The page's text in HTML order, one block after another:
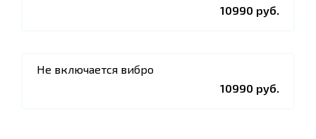
10990 руб.
Не включается вибро
10990 руб.